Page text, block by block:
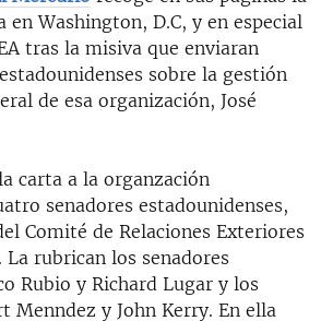
en Washington, D.C, y en especial
tras la misiva que enviaran
sobre la gestión
de esa organización, José
carta a la organzación
senadores estadounidenses,
Comité de Relaciones Exteriores
La rubrican los senadores
Rubio y Richard Lugar y los
Menndez y John Kerry. En ella